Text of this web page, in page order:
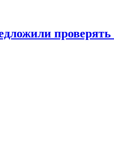
проверять